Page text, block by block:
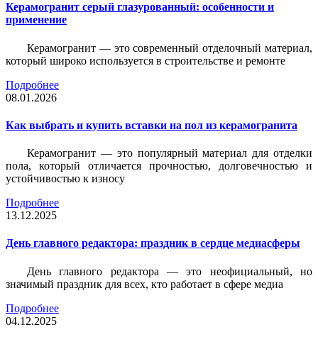
Керамогранит серый глазурованный: особенности и
применение
Керамогранит — это современный отделочный материал,
который широко используется в строительстве и ремонте
Подробнее
08.01.2026
Как выбрать и купить вставки на пол из керамогранита
Керамогранит — это популярный материал для отделки
пола, который отличается прочностью, долговечностью и
устойчивостью к износу
Подробнее
13.12.2025
День главного редактора: праздник в сердце медиасферы
День главного редактора — это неофициальный, но
значимый праздник для всех, кто работает в сфере медиа
Подробнее
04.12.2025